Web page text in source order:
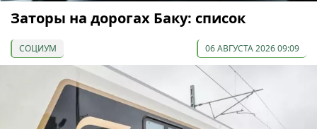
Заторы на дорогах Баку: список
СОЦИУМ 06 АВГУСТА 2026 09:09